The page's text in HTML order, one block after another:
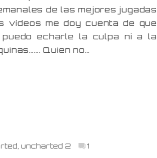
de las mejores jugadas
vídeos me doy cuenta de que
echarle la culpa ni a la
Quien no…
,uncharted 2 1